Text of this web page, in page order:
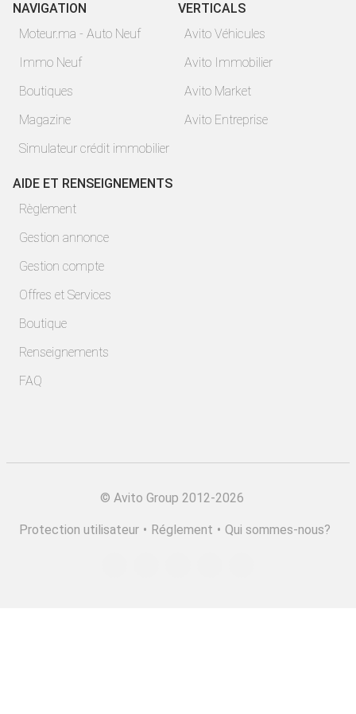
NAVIGATION
Moteur.ma - Auto Neuf
Immo Neuf
Boutiques
Magazine
Simulateur crédit immobilier
VERTICALS
Avito Véhicules
Avito Immobilier
Avito Market
Avito Entreprise
AIDE ET RENSEIGNEMENTS
Règlement
Gestion annonce
Gestion compte
Offres et Services
Boutique
Renseignements
FAQ
© Avito Group 2012-2026
Protection utilisateur • Réglement • Qui sommes-nous?